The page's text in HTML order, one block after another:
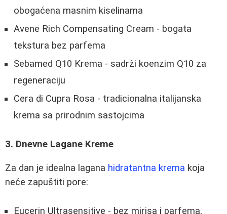
obogaćena masnim kiselinama
Avene Rich Compensating Cream - bogata
tekstura bez parfema
Sebamed Q10 Krema - sadrži koenzim Q10 za
regeneraciju
Cera di Cupra Rosa - tradicionalna italijanska
krema sa prirodnim sastojcima
3. Dnevne Lagane Kreme
Za dan je idealna lagana hidratantna krema koja
neće zapuštiti pore:
Eucerin Ultrasensitive - bez mirisa i parfema,